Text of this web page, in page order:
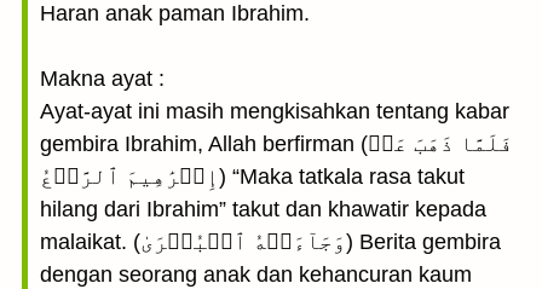
Haran anak paman Ibrahim.
Makna ayat :
Ayat-ayat ini masih mengkisahkan tentang kabar
gembira Ibrahim, Allah berfirman (فَلَمَّا ذَهَبَ عَنۡ
إِبۡرَٰهِيمَ ٱلرَّوۡعُ) “Maka tatkala rasa takut
hilang dari Ibrahim” takut dan khawatir kepada
malaikat. (وَجَآءَتۡهُ ٱلۡبُشۡرَىٰ) Berita gembira
dengan seorang anak dan kehancuran kaum